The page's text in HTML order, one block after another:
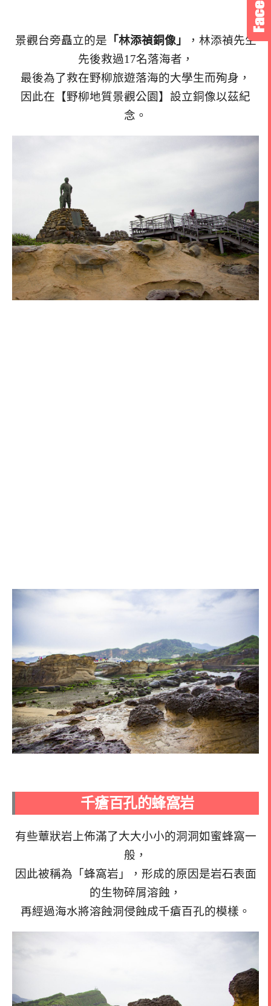
景觀台旁矗立的是 「林添禎銅像」
，林添禎先生
先後救過17名落海者，
最後為了救在野柳旅遊落海的大學生而殉身，
因此在【野柳地質景觀公園】設立銅像以茲紀
念。
千瘡百孔的蜂窩岩
有些蕈狀岩上佈滿了大大小小的洞洞如蜜蜂窩一
般，
因此被稱為「蜂窩岩」，形成的原因是岩石表面
的生物碎屑溶蝕，
再經過海水將溶蝕洞侵蝕成千瘡百孔的模樣。